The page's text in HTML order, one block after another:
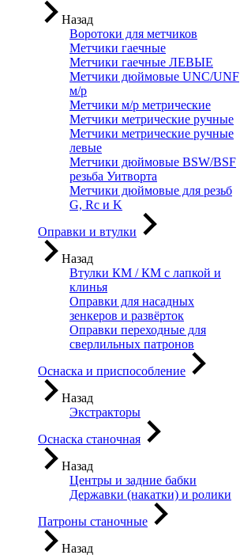
Назад
Воротоки для метчиков
Метчики гаечные
Метчики гаечные ЛЕВЫЕ
Метчики дюймовые UNC/UNF
м/р
Метчики м/р метрические
Метчики метрические ручные
Метчики метрические ручные
левые
Метчики дюймовые BSW/BSF
резьба Уитворта
Метчики дюймовые для резьб
G, Rc и K
Оправки и втулки
Назад
Втулки КМ / КМ с лапкой и
клинья
Оправки для насадных
зенкеров и развёрток
Оправки переходные для
сверлильных патронов
Оснаска и приспособление
Назад
Экстракторы
Оснаска станочная
Назад
Центры и задние бабки
Державки (накатки) и ролики
Патроны станочные
Назад